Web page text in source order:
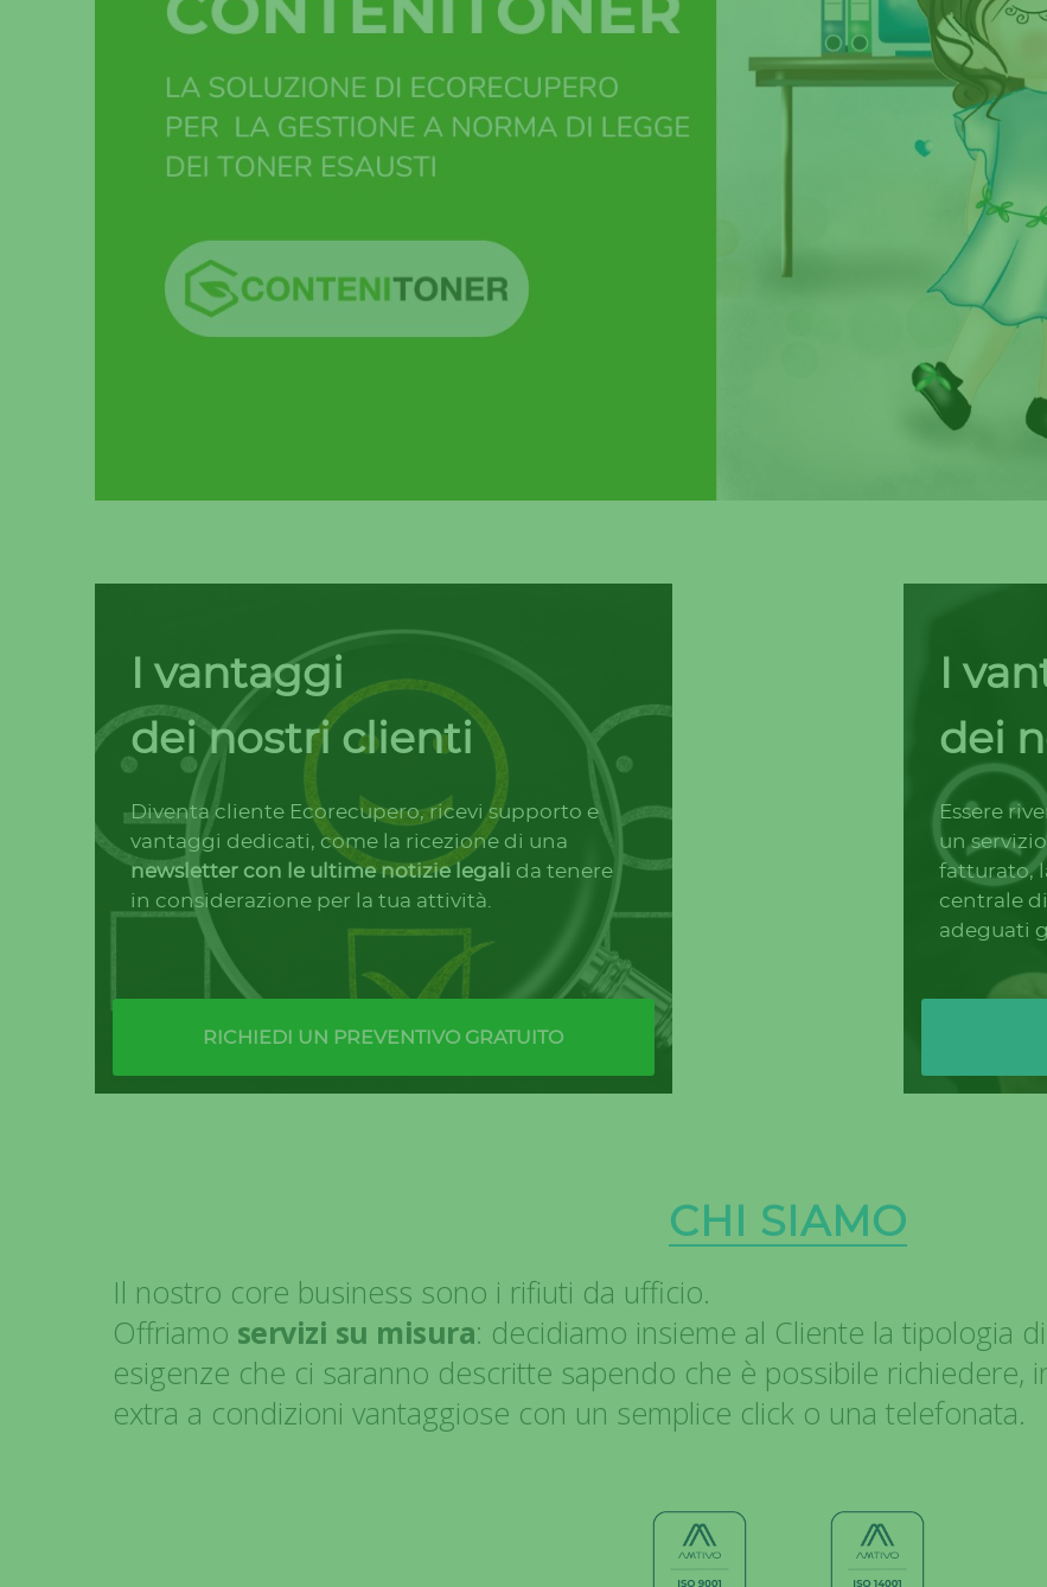
I vantaggi
dei nostri clienti
Diventa cliente Ecorecupero, ricevi supporto e
vantaggi dedicati, come la ricezione di una
newsletter con le ultime notizie legali da tenere
in considerazione per la tua attività.
RICHIEDI UN PREVENTIVO GRATUITO
I
dei
Essere
un
fatturato,
centrale
adeguati
CHI SIAMO
Il nostro core business sono i rifiuti da ufficio.
Offriamo servizi su misura: decidiamo insieme al Cliente la tipologia
esigenze che ci saranno descritte sapendo che è possibile richiedere,
extra a condizioni vantaggiose con un semplice click o una telefonata.